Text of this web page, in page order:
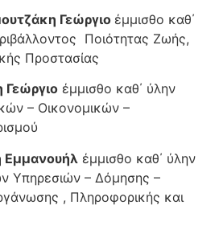
Γεώργιο έμμισθο καθ΄
Ποιότητας Ζωής,
Προστασίας
Γεώργιο έμμισθο καθ΄ ύλην
– Οικονομικών –
Εμμανουήλ έμμισθο καθ΄ ύλην
Υπηρεσιών – Δόμησης –
, Πληροφορικής και